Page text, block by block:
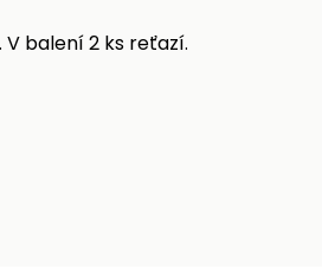
V balení 2 ks reťazí.